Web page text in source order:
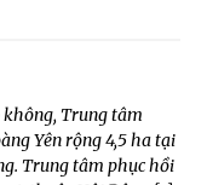
không, Trung tâm
Yên rộng 4,5 ha tại
Trung tâm phục hồi